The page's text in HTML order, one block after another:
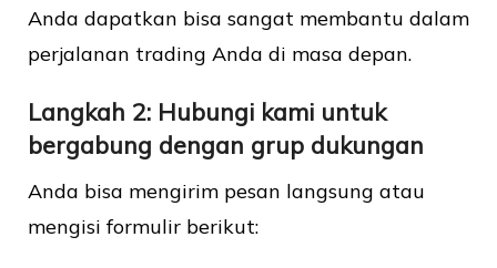
Anda dapatkan bisa sangat membantu dalam
perjalanan trading Anda di masa depan.
Langkah 2: Hubungi kami untuk
bergabung dengan grup dukungan
Anda bisa mengirim pesan langsung atau
mengisi formulir berikut: